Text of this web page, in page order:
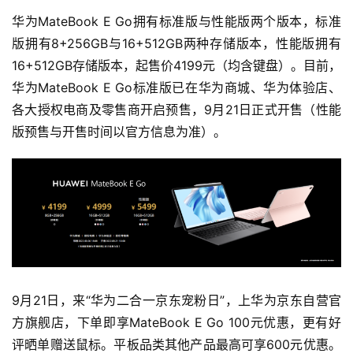
更
多
内
容
华为MateBook E Go拥有标准版与性能版两个版本，标准
版拥有8+256GB与16+512GB两种存储版本，性能版拥有
16+512GB存储版本，起售价4199元（均含键盘）。目前，
华为MateBook E Go标准版已在华为商城、华为体验店、
各大授权电商及零售商开启预售，9月21日正式开售（性能
版预售与开售时间以官方信息为准）。
9月21日，来“华为二合一京东宠粉日”，上华为京东自营官
方旗舰店，下单即享MateBook E Go 100元优惠，更有好
评晒单赠送鼠标。平板品类其他产品最高可享600元优惠。